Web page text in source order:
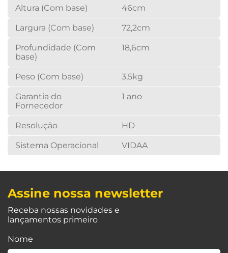
Altura (Com base) 46cm
Largura (Com base) 72,2cm
Profundidade (Com
base)
18,6cm
Peso (Com base) 3,5kg
Garantia do
Fornecedor
1 ano
Resolução HD
Sistema Operacional VIDAA
Assine nossa newsletter
Receba nossas novidades e
lançamentos primeiro
Nome